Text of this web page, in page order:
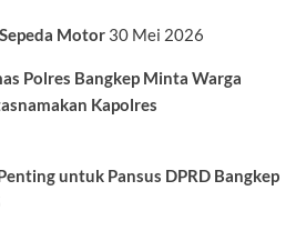
Motor 30 Mei 2026
Polres Bangkep Minta Warga
Kapolres
untuk Pansus DPRD Bangkep